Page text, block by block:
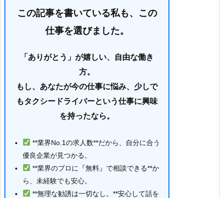
この記事を書いている私も、この
仕事を選びました。
「ありがとう」が嬉しい、自由な働き
方。
もし、あなたが今の仕事に悩み、少しで
もタクシードライバーという仕事に興味
を持ったなら。
**業界No.1の求人数**だから、自分に合う
優良企業が見つかる。
**業界のプロに『無料』で相談できる**か
ら、未経験でも安心。
**無理な勧誘は一切なし。**安心して話を